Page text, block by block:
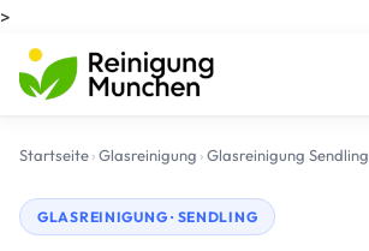
>
Startseite›Glasreinigung ›Glasreinigung Sendling
GLASREINIGUNG · SENDLING